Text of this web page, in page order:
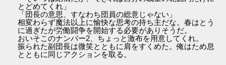
とどめてくれ」
「団長の意思、すなわち団員の総意じゃない」
相変わらず魔法以上に愉快な思考の持ち主だな。春はとう
に過ぎたが労働闘争を開始する必要がありそうだ。
おいそこのナンバー2、ちょっと激布を用意してくれ。
振られた副団長は微笑とともに肩をすくめた。俺はため息
とともに同じアクションを取る。